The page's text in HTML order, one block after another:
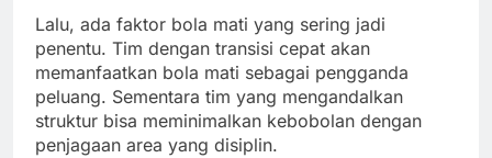
Lalu, ada faktor bola mati yang sering jadi
penentu. Tim dengan transisi cepat akan
memanfaatkan bola mati sebagai pengganda
peluang. Sementara tim yang mengandalkan
struktur bisa meminimalkan kebobolan dengan
penjagaan area yang disiplin.